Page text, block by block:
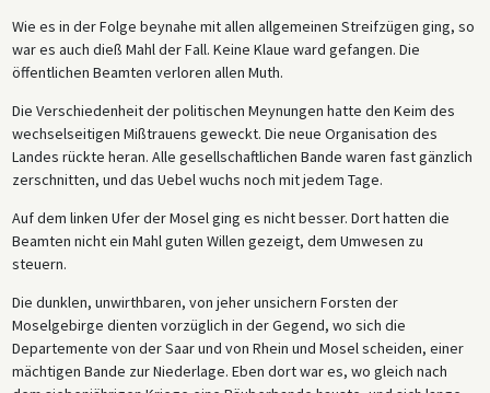
Wie es in der Folge beynahe mit allen allgemeinen Streifzügen ging, so
war es auch dieß Mahl der Fall. Keine Klaue ward gefangen. Die
öffentlichen Beamten verloren allen Muth.
Die Verschiedenheit der politischen Meynungen hatte den Keim des
wechselseitigen Mißtrauens geweckt. Die neue Organisation des
Landes rückte heran. Alle gesellschaftlichen Bande waren fast gänzlich
zerschnitten, und das Uebel wuchs noch mit jedem Tage.
Auf dem linken Ufer der Mosel ging es nicht besser. Dort hatten die
Beamten nicht ein Mahl guten Willen gezeigt, dem Umwesen zu
steuern.
Die dunklen, unwirthbaren, von jeher unsichern Forsten der
Moselgebirge dienten vorzüglich in der Gegend, wo sich die
Departemente von der Saar und von Rhein und Mosel scheiden, einer
mächtigen Bande zur Niederlage. Eben dort war es, wo gleich nach